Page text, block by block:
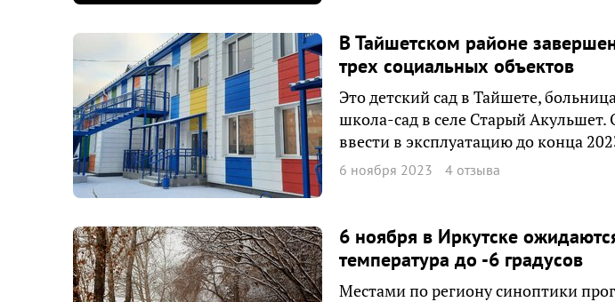
В Тайшетском районе
трех социальных объектов
Это детский сад в Тайшете,
школа-сад в селе Старый
ввести в эксплуатацию до конца
6 ноября 2023 4 отзыва
6 ноября в Иркутске
температура до -6 градусов
Местами по региону синоптики